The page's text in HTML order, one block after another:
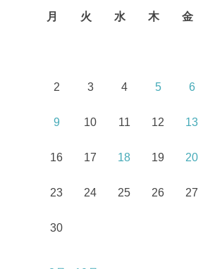
月 火 水 木 金
2 3 4 5 6
9 10 11 12 13
16 17 18 19 20
23 24 25 26 27
30